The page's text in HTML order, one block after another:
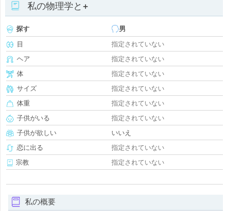
私の物理学と+
探す
男
目
指定されていない
ヘア
指定されていない
体
指定されていない
サイズ
指定されていない
体重
指定されていない
子供がいる
指定されていない
子供が欲しい
いいえ
恋に出る
指定されていない
宗教
指定されていない
私の概要